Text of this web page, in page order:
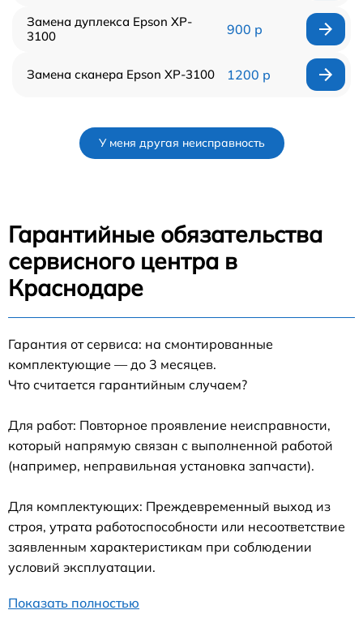
Замена дуплекса Epson XP-
3100
900 р
Замена сканера Epson XP-3100 1200 р
У меня другая неисправность
Гарантийные обязательства
сервисного центра в
Краснодаре
Гарантия от сервиса: на смонтированные
комплектующие — до 3 месяцев.
Что считается гарантийным случаем?
Для работ: Повторное проявление неисправности,
который напрямую связан с выполненной работой
(например, неправильная установка запчасти).
Для комплектующих: Преждевременный выход из
строя, утрата работоспособности или несоответствие
заявленным характеристикам при соблюдении
условий эксплуатации.
Показать полностью